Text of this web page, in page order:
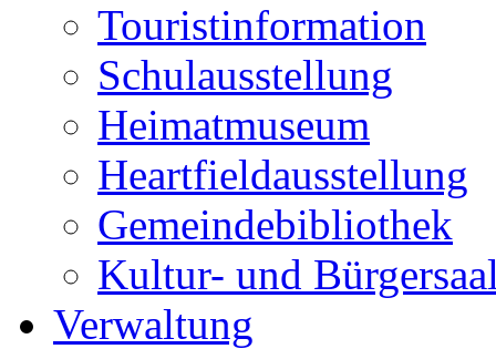
Touristinformation
Schulausstellung
Heimatmuseum
Heartfieldausstellung
Gemeindebibliothek
Kultur- und
Verwaltung